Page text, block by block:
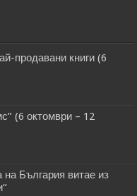
продавани книги (6
(6 октомври – 12
България витае из